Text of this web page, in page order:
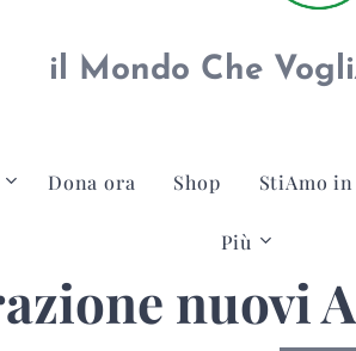
il Mondo Che Vogli
Dona ora Shop StiAmo
Più
nuovi